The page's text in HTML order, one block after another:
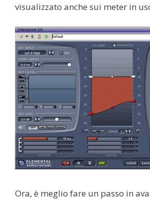
visualizzato anche sui meter in
Ora, è meglio fare un passo in